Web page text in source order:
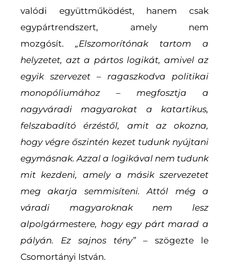
valódi együttműködést, hanem csak
egypártrendszert, amely nem
mozgósít. „Elszomorítónak tartom a
helyzetet, azt a pártos logikát, amivel az
egyik szervezet – ragaszkodva politikai
monopóliumához – megfosztja a
nagyváradi magyarokat a katartikus,
felszabadító érzéstől, amit az okozna,
hogy végre őszintén kezet tudunk nyújtani
egymásnak. Azzal a logikával nem tudunk
mit kezdeni, amely a másik szervezetet
meg akarja semmisíteni. Attól még a
váradi magyaroknak nem lesz
alpolgármestere, hogy egy párt marad a
pályán. Ez sajnos tény” – szögezte le
Csomortányi István.